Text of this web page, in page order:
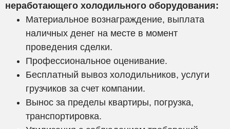
неработающего холодильного оборудования:
Материальное вознаграждение, выплата
наличных денег на месте в момент
проведения сделки.
Профессиональное оценивание.
Бесплатный вывоз холодильников, услуги
грузчиков за счет компании.
Вынос за пределы квартиры, погрузка,
транспортировка.